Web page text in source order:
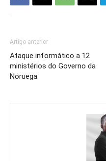
Artigo anterior
Ataque informático a 12
ministérios do Governo da
Noruega